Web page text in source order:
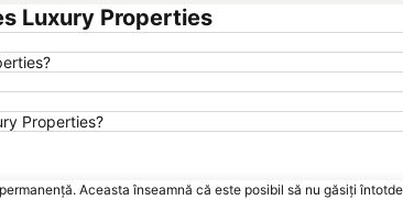
Luxury Properties
Properties?
Aceasta înseamnă că este posibil să nu găsiți